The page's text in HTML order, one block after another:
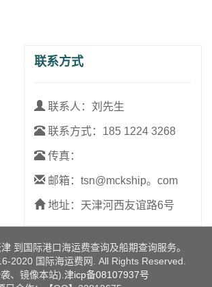
联系方式
联系人：刘先生
联系方式： 185 1224 3268
传真：
邮箱：tsn@mckship。com
地址：天津河西友谊路6号
到国际港口海运费查询及船期查询服务。
2020 国际海运费网. All Rights Reserved.
、镜像本站). 津icp备08107937号